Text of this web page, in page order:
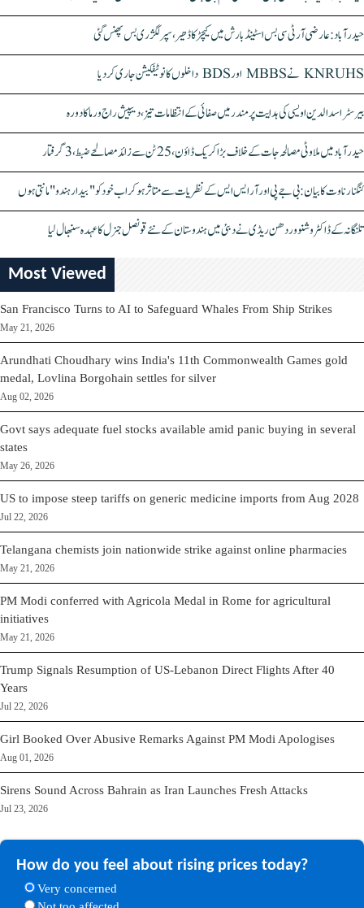
حیدرآباد: عارضی آر ٹی سی بس اسٹینڈ بارش میں کیچڑ کا ڈھیر، سپر لگژری بس پھنس گئی
KNRUHS نے MBBS اور BDS داخلوں کا نوٹیفکیشن جاری کر دیا
بیرسٹر اسدالدین اویسی کی ہدایت پر مندر میں صفائی کے انتظامات تیز، دیپیش راج ورما کا دورہ
حیدرآباد میں ملاوٹی مصالحہ جات کے خلاف بڑا کریک ڈاؤن، 25 ٹن سے زائد مصالحے ضبط، 3 گرفتار
کنگنا رناوت کا بیان: بی جے پی اور آر ایس ایس کے نظریات سے متاثر ہو کر اب خود کو "بیدار ہندو" مانتی ہوں
تلنگانہ کے ڈاکٹر وشنو وردھن ریڈی نے دبئی میں ہندوستان کے نئے قونصل جنرل کا عہدہ سنبھال لیا
Most Viewed
San Francisco Turns to AI to Safeguard Whales From Ship Strikes
May 21, 2026
Arundhati Choudhary wins India's 11th Commonwealth Games gold
medal, Lovlina Borgohain settles for silver
Aug 02, 2026
Govt says adequate fuel stocks available amid panic buying in several
states
May 26, 2026
US to impose steep tariffs on generic medicine imports from Aug 2028
Jul 22, 2026
Telangana chemists join nationwide strike against online pharmacies
May 21, 2026
PM Modi conferred with Agricola Medal in Rome for agricultural
initiatives
May 21, 2026
Trump Signals Resumption of US-Lebanon Direct Flights After 40
Years
Jul 22, 2026
Girl Booked Over Abusive Remarks Against PM Modi Apologises
Aug 01, 2026
Sirens Sound Across Bahrain as Iran Launches Fresh Attacks
Jul 23, 2026
How do you feel about rising prices today?
Very concerned